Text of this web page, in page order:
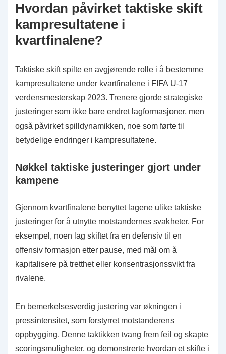
Hvordan påvirket taktiske skift
kampresultatene i
kvartfinalene?
Taktiske skift spilte en avgjørende rolle i å bestemme
kampresultatene under kvartfinalene i FIFA U-17
verdensmesterskap 2023. Trenere gjorde strategiske
justeringer som ikke bare endret lagformasjoner, men
også påvirket spilldynamikken, noe som førte til
betydelige endringer i kampresultatene.
Nøkkel taktiske justeringer gjort under
kampene
Gjennom kvartfinalene benyttet lagene ulike taktiske
justeringer for å utnytte motstandernes svakheter. For
eksempel, noen lag skiftet fra en defensiv til en
offensiv formasjon etter pause, med mål om å
kapitalisere på tretthet eller konsentrasjonssvikt fra
rivalene.
En bemerkelsesverdig justering var økningen i
pressintensitet, som forstyrret motstanderens
oppbygging. Denne taktikken tvang frem feil og skapte
scoringsmuligheter, og demonstrerte hvordan et skifte i